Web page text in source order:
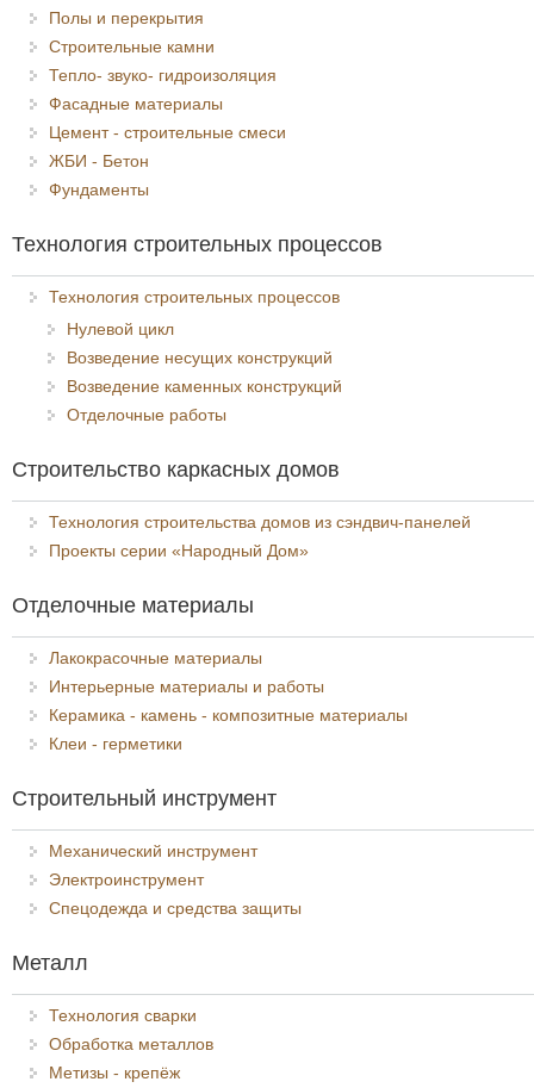
Полы и перекрытия
Строительные камни
Тепло- звуко- гидроизоляция
Фасадные материалы
Цемент - строительные смеси
ЖБИ - Бетон
Фундаменты
Технология строительных процессов
Технология строительных процессов
Нулевой цикл
Возведение несущих конструкций
Возведение каменных конструкций
Отделочные работы
Строительство каркасных домов
Технология строительства домов из сэндвич-панелей
Проекты серии «Народный Дом»
Отделочные материалы
Лакокрасочные материалы
Интерьерные материалы и работы
Керамика - камень - композитные материалы
Клеи - герметики
Строительный инструмент
Механический инструмент
Электроинструмент
Спецодежда и средства защиты
Металл
Технология сварки
Обработка металлов
Метизы - крепёж